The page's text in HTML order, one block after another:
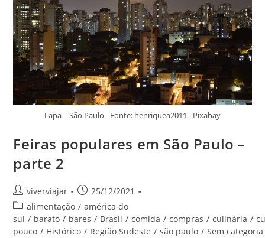
Lapa – São Paulo - Fonte: henriquea2011 - Pixabay
Feiras populares em São Paulo –
parte 2
Autor
do
post:
viverviajar
Post
publicado:
25/12/2021
Categoria
do
post:
alimentação / américa do
sul / barato / bares / Brasil / comida / compras / culinária /
pouco / Histórico / Região Sudeste / são paulo / Sem categoria